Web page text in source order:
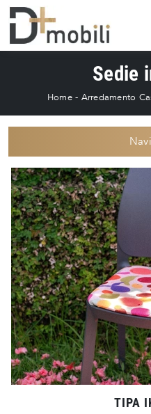
Sedie
Home- Arredamento
TIPA